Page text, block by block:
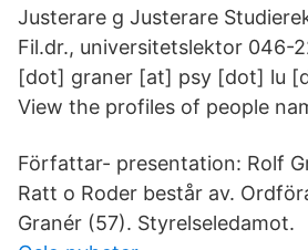
Justerare g Justerare
Fil.dr., universitetslektor 046-
[dot] graner [at] psy [dot] lu
View the profiles of people
Författar- presentation: Rolf
Ratt o Roder består av.
Granér (57). Styrelseledamot.